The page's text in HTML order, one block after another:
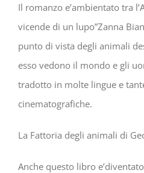
Il romanzo e’ambientato tra
vicende di un lupo”Zanna
punto di vista degli animali
esso vedono il mondo e gli
tradotto in molte lingue e
cinematografiche.
La Fattoria degli animali di
Anche questo libro